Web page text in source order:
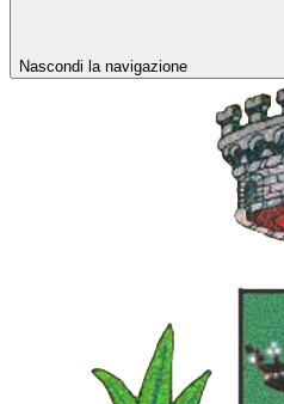
Nascondi la navigazione